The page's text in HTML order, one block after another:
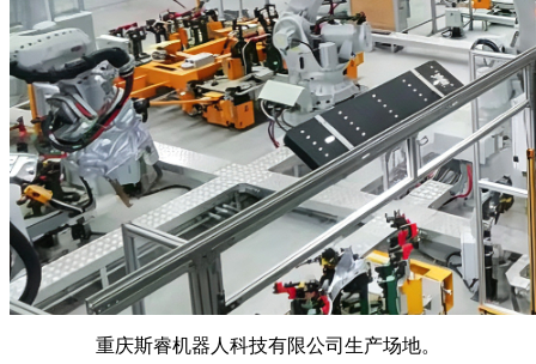
重庆斯睿机器人科技有限公司生产场地。